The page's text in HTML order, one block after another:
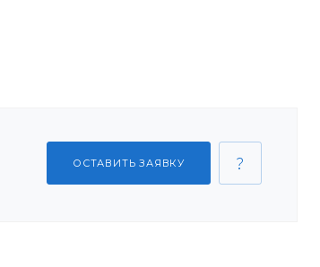
ОСТАВИТЬ ЗАЯВКУ